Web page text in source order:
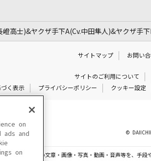
嶝高士)&ヤクザ手下A(Cv.中田隼人)&ヤクザ手
サイトマップ お問い
サイトのご利用について
く表示
プライバシーポリシー クッキー設定
©
されている一切の文章・画像・写真・動画・音声等を、手
on
ads and
on